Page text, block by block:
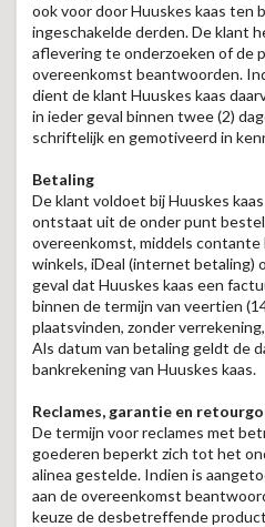
ook voor door Huuskes kaas ten
ingeschakelde derden. De klant
aflevering te onderzoeken of de
overeenkomst beantwoorden.
dient de klant Huuskes kaas
in ieder geval binnen twee (2)
schriftelijk en gemotiveerd in
Betaling
De klant voldoet bij Huuskes
ontstaat uit de onder punt
overeenkomst, middels contante
winkels, iDeal (internet betaling)
geval dat Huuskes kaas een
binnen de termijn van veertien
plaatsvinden, zonder
Als datum van betaling geldt de
bankrekening van Huuskes kaas.
Reclames, garantie en
De termijn voor reclames met
goederen beperkt zich tot het
alinea gestelde. Indien is
aan de overeenkomst
keuze de desbetreffende